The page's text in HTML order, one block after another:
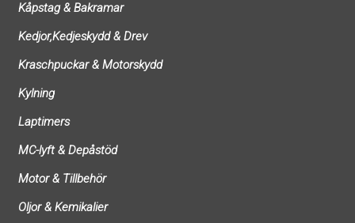
Kåpstag & Bakramar
Kedjor,Kedjeskydd & Drev
Kraschpuckar & Motorskydd
Kylning
Laptimers
MC-lyft & Depåstöd
Motor & Tillbehör
Oljor & Kemikalier